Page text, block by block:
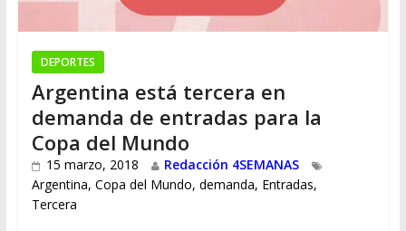
DEPORTES
Argentina está tercera en
demanda de entradas para la
Copa del Mundo
15 marzo, 2018
Redacción 4SEMANAS
Argentina, Copa del Mundo, demanda, Entradas,
Tercera